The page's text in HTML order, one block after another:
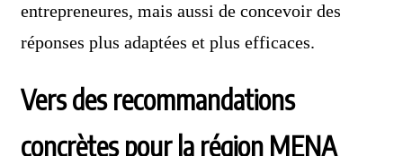
entrepreneures, mais aussi de concevoir des
réponses plus adaptées et plus efficaces.
Vers des recommandations
concrètes pour la région MENA